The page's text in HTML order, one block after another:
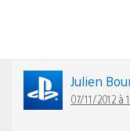
Julien
07/11/2012 à